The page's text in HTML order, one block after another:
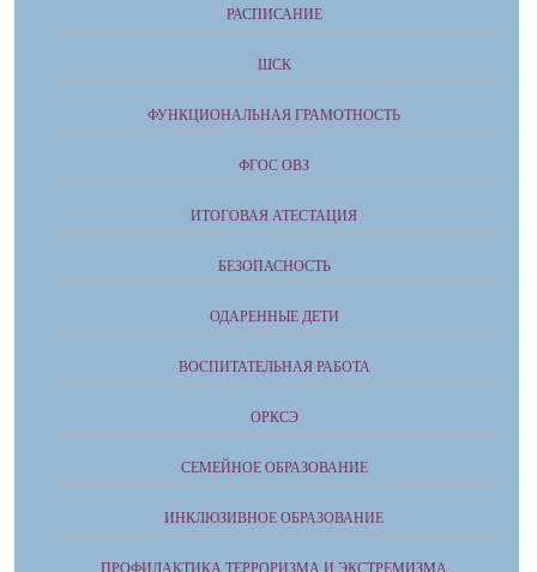
РАСПИСАНИЕ
ШСК
ФУНКЦИОНАЛЬНАЯ ГРАМОТНОСТЬ
ФГОС ОВЗ
ИТОГОВАЯ АТЕСТАЦИЯ
БЕЗОПАСНОСТЬ
ОДАРЕННЫЕ ДЕТИ
ВОСПИТАТЕЛЬНАЯ РАБОТА
ОРКСЭ
СЕМЕЙНОЕ ОБРАЗОВАНИЕ
ИНКЛЮЗИВНОЕ ОБРАЗОВАНИЕ
ПРОФИЛАКТИКА ТЕРРОРИЗМА И ЭКСТРЕМИЗМА